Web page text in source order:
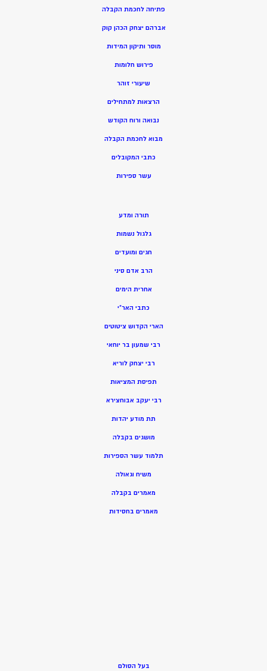
פתיחה לחכמת הקבלה
אברהם יצחק הכהן קוק
מוסר ותיקון המידות
פירוש חלומות
שיעורי זוהר
הרצאות למתחילים
נבואה ורוח הקודש
מבוא לחכמת הקבלה
כתבי המקובלים
עשר ספירות
תורה ומדע
גלגול נשמות
חגים ומועדים
הרב אדם סיני
אחרית הימים
כתבי האר”י
הארי הקדוש ציטוטים
רבי שמעון בר יוחאי
רבי יצחק לוריא
תפיסת המציאות
רבי יעקב אבוחצירא
תת מודע יהדות
מושגים בקבלה
תלמוד עשר הספירות
משיח וגאולה
מאמרים בקבלה
מאמרים בחסידות
בעל הסולם